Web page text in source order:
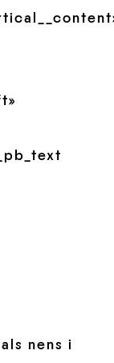
nens i